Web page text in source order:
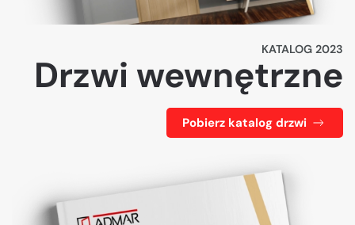
KATALOG 2023
Drzwi wewnętrzne
Pobierz katalog drzwi